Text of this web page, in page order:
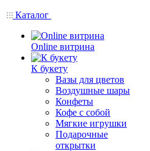
Каталог
Online витрина
К букету
Вазы для цветов
Воздушные шары
Конфеты
Кофе с собой
Мягкие игрушки
Подарочные
открытки